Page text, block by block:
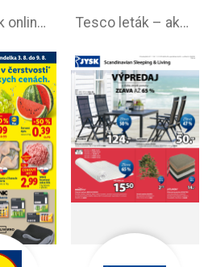
Metro leták online –⁠ aktuálna ponuka Tesco leták – akciová ponuka